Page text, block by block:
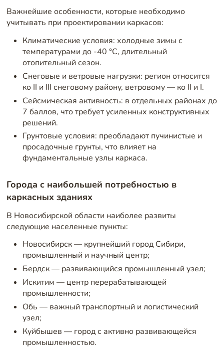
Важнейшие особенности, которые необходимо
учитывать при проектировании каркасов:
Климатические условия: холодные зимы с
температурами до -40 °C, длительный
отопительный сезон.
Снеговые и ветровые нагрузки: регион относится
ко II и III снеговому району, ветровому — ко II и I.
Сейсмическая активность: в отдельных районах до
7 баллов, что требует усиленных конструктивных
решений.
Грунтовые условия: преобладают пучинистые и
просадочные грунты, что влияет на
фундаментальные узлы каркаса.
Города с наибольшей потребностью в
каркасных зданиях
В Новосибирской области наиболее развиты
следующие населенные пункты:
Новосибирск — крупнейший город Сибири,
промышленный и научный центр;
Бердск — развивающийся промышленный узел;
Искитим — центр перерабатывающей
промышленности;
Обь — важный транспортный и логистический
узел;
Куйбышев — город с активно развивающейся
промышленностью.